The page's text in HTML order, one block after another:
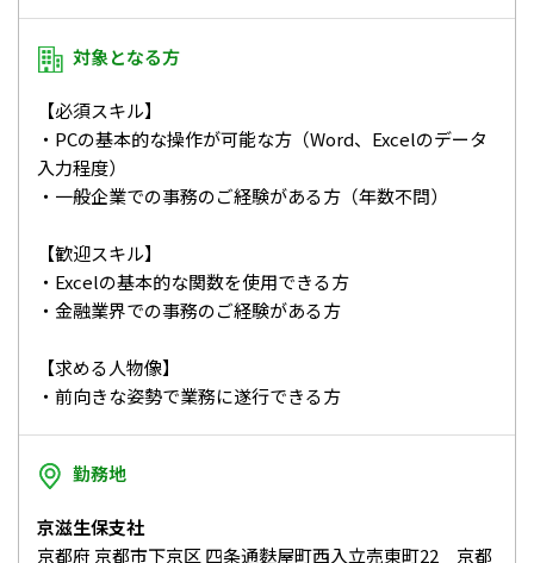
対象となる方
【必須スキル】
・PCの基本的な操作が可能な方（Word、Excelのデータ
入力程度）
・一般企業での事務のご経験がある方（年数不問）
【歓迎スキル】
・Excelの基本的な関数を使用できる方
・金融業界での事務のご経験がある方
【求める人物像】
・前向きな姿勢で業務に遂行できる方
勤務地
京滋生保支社
京都府 京都市下京区 四条通麩屋町西入立売東町22 京都